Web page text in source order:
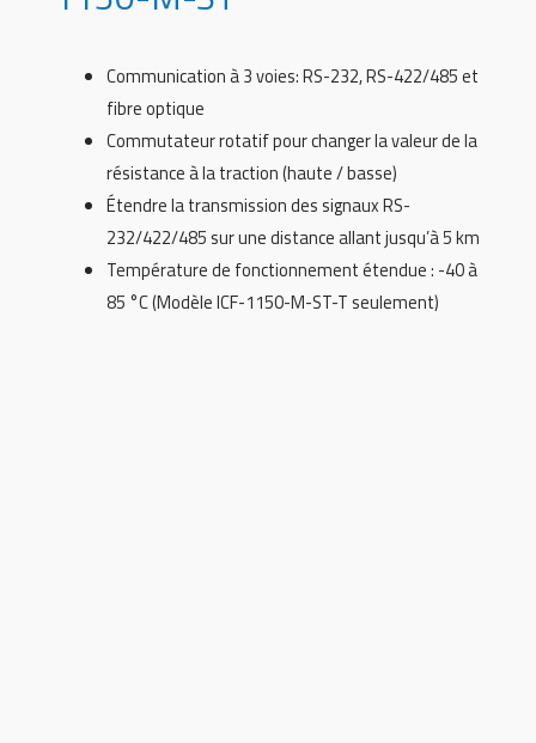
Communication à 3 voies: RS-232, RS-422/485 et
fibre optique
Commutateur rotatif pour changer la valeur de la
résistance à la traction (haute / basse)
Étendre la transmission des signaux RS-
232/422/485 sur une distance allant jusqu’à 5 km
Température de fonctionnement étendue : -40 à
85 °C (Modèle ICF-1150-M-ST-T seulement)